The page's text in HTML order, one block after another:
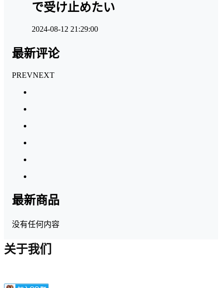
で受け止めたい
2024-08-12 21:29:00
最新评论
PREVNEXT
最新商品
没有任何内容
关于我们